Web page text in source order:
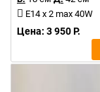
E14 x 2 max 40W
Цена: 3 950 Р.